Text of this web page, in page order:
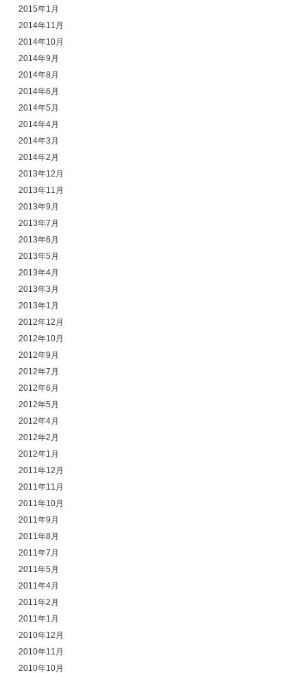
2015年1月
2014年11月
2014年10月
2014年9月
2014年8月
2014年6月
2014年5月
2014年4月
2014年3月
2014年2月
2013年12月
2013年11月
2013年9月
2013年7月
2013年6月
2013年5月
2013年4月
2013年3月
2013年1月
2012年12月
2012年10月
2012年9月
2012年7月
2012年6月
2012年5月
2012年4月
2012年2月
2012年1月
2011年12月
2011年11月
2011年10月
2011年9月
2011年8月
2011年7月
2011年5月
2011年4月
2011年2月
2011年1月
2010年12月
2010年11月
2010年10月